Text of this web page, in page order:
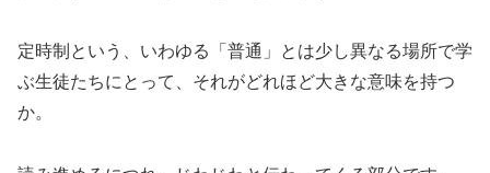
定時制という、いわゆる「普通」とは少し異なる場所で学
ぶ生徒たちにとって、それがどれほど大きな意味を持つ
か。